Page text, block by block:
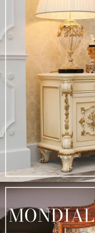
MONDIAL